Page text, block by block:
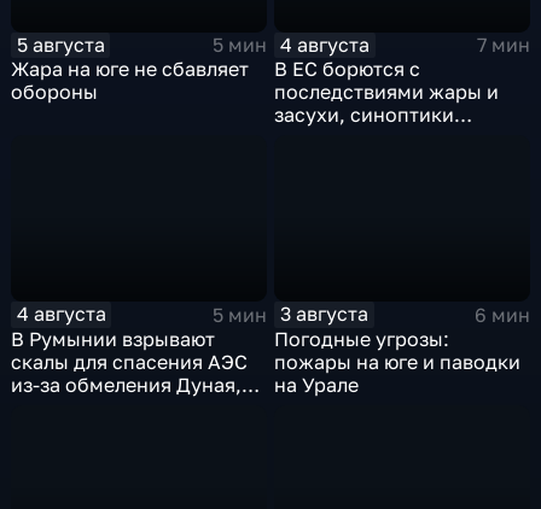
5 августа
5 мин
Жара на юге не сбавляет
обороны
4 августа
7 мин
В ЕС борются с
последствиями жары и
засухи, синоптики
4 августа
5 мин
В Румынии взрывают
скалы для спасения АЭС
из-за обмеления Дуная,
3 августа
6 мин
Погодные угрозы:
пожары на юге и паводки
на Урале